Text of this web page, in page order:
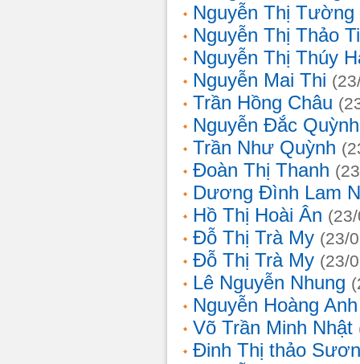
Nguyễn Thị Tường
Nguyễn Thị Thảo
Nguyễn Thị Thúy
Nguyễn Mai Thi
Trần Hồng Châu
Nguyễn Đắc
Trần Như Quỳnh
Đoàn Thị Thanh
Dương Đình Lam
Hồ Thị Hoài Ân
Đỗ Thị Trà My (23/
Đỗ Thị Trà My (23/
Lê Nguyễn Nhung
Nguyễn Hoàng Anh
Võ Trần Minh Nhật
Đinh Thị thảo